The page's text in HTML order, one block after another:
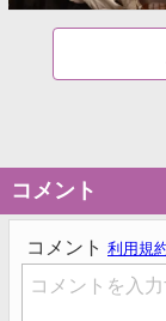
コメント